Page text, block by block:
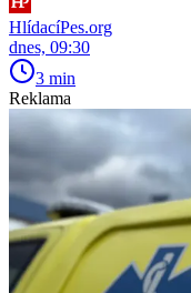
HlídacíPes.org
dnes, 09:30
3 min
Reklama